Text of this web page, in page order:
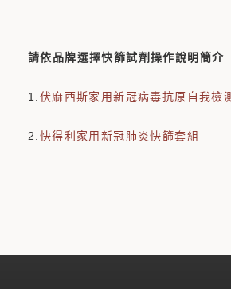
請依品牌選擇快篩試劑操作說明簡介
1. 伏麻西斯家用新冠病毒抗原自我檢
2. 快得利家用新冠肺炎快篩套組